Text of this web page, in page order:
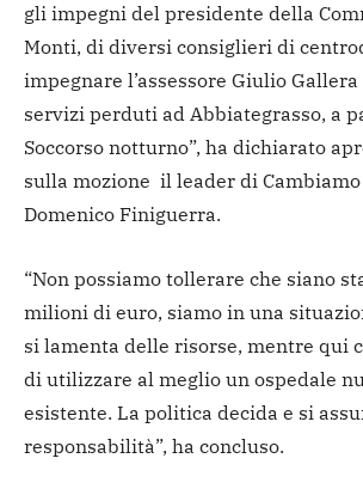
gli impegni del presidente della
Monti, di diversi consiglieri di
impegnare l’assessore Giulio
servizi perduti ad Abbiategrasso, a
Soccorso notturno”, ha dichiarato
sulla mozione il leader di
Domenico Finiguerra.
“Non possiamo tollerare che siano
milioni di euro, siamo in una
si lamenta delle risorse, mentre qui
di utilizzare al meglio un ospedale
esistente. La politica decida e si
responsabilità”, ha concluso.